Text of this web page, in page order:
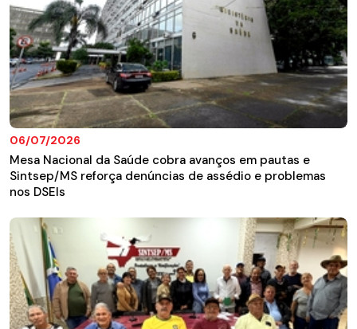
06/07/2026
Mesa Nacional da Saúde cobra avanços em pautas e
Sintsep/MS reforça denúncias de assédio e problemas
nos DSEIs